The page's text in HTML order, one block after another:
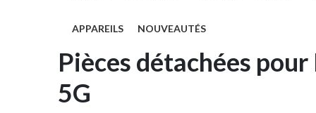
APPAREILS NOUVEAUTÉS
Pièces détachées
5G